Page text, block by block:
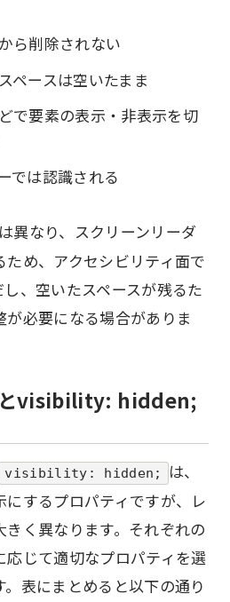
ら削除されない
ペースは空いたまま
で要素の表示・非表示を切
では認識される
異なり、スクリーンリーダ
め、アクセシビリティ面で
、空いたスペースが残るた
必要になる場合がありま
visibility: hidden;
visibility: hidden;
は、
にするプロパティですが、レ
く異なります。それぞれの
じて適切なプロパティを選
表にまとめると以下の通り